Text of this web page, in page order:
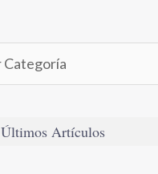
Últimos Artículos